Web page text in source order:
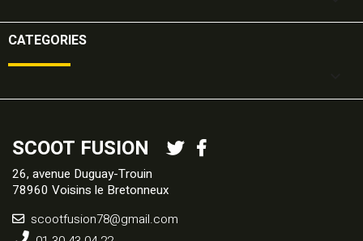
CATEGORIES
SCOOT FUSION
26, avenue Duguay-Trouin
78960 Voisins le Bretonneux
scootfusion78@gmail.com